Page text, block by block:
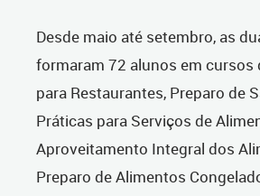
Desde maio até setembro, as
formaram 72 alunos em cursos
para Restaurantes, Preparo de
Práticas para Serviços de
Aproveitamento Integral dos
Preparo de Alimentos